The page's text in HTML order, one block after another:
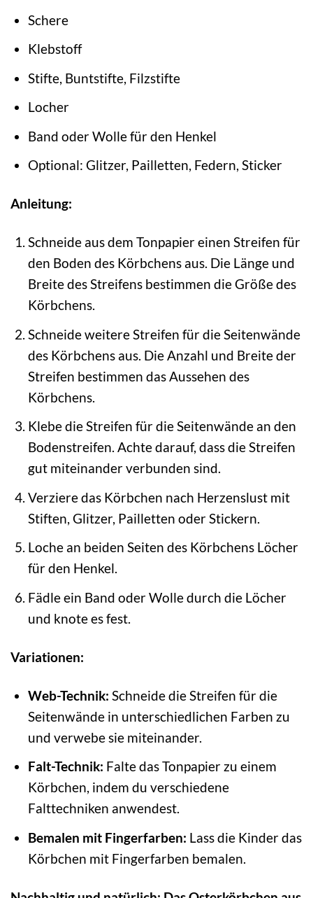
Schere
Klebstoff
Stifte, Buntstifte, Filzstifte
Locher
Band oder Wolle für den Henkel
Optional: Glitzer, Pailletten, Federn, Sticker
Anleitung:
Schneide aus dem Tonpapier einen Streifen für
den Boden des Körbchens aus. Die Länge und
Breite des Streifens bestimmen die Größe des
Körbchens.
Schneide weitere Streifen für die Seitenwände
des Körbchens aus. Die Anzahl und Breite der
Streifen bestimmen das Aussehen des
Körbchens.
Klebe die Streifen für die Seitenwände an den
Bodenstreifen. Achte darauf, dass die Streifen
gut miteinander verbunden sind.
Verziere das Körbchen nach Herzenslust mit
Stiften, Glitzer, Pailletten oder Stickern.
Loche an beiden Seiten des Körbchens Löcher
für den Henkel.
Fädle ein Band oder Wolle durch die Löcher
und knote es fest.
Variationen:
Web-Technik: Schneide die Streifen für die
Seitenwände in unterschiedlichen Farben zu
und verwebe sie miteinander.
Falt-Technik: Falte das Tonpapier zu einem
Körbchen, indem du verschiedene
Falttechniken anwendest.
Bemalen mit Fingerfarben: Lass die Kinder das
Körbchen mit Fingerfarben bemalen.